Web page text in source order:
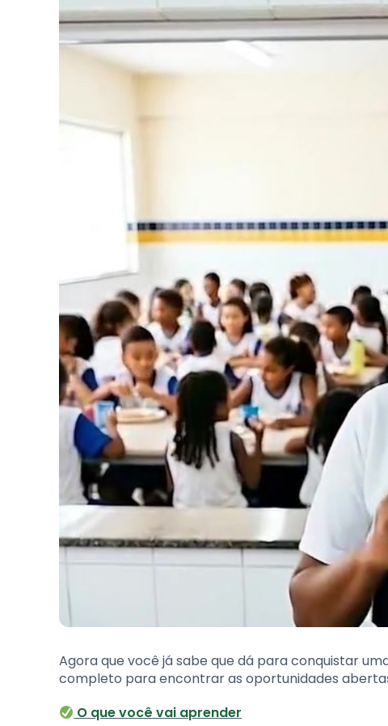
Agora que você já sabe que dá para conquistar
completo para encontrar as oportunidades
O que você vai aprender